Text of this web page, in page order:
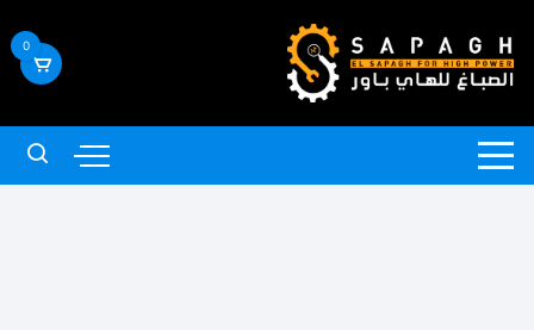
إلى
المحتوى
0